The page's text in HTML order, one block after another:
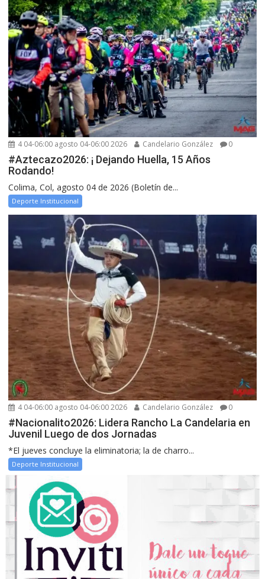
4 04-06:00 agosto 04-06:00 2026 Candelario González 0
#Aztecazo2026: ¡ Dejando Huella, 15 Años
Rodando!
Colima, Col, agosto 04 de 2026 (Boletín de...
Deporte Institucional
4 04-06:00 agosto 04-06:00 2026 Candelario González 0
#Nacionalito2026: Lidera Rancho La Candelaria en
Juvenil Luego de dos Jornadas
*El jueves concluye la eliminatoria; la de charro...
Deporte Institucional